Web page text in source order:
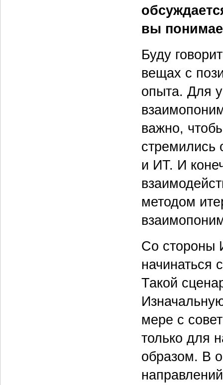
вы
Буду
вещах с
опыта. Для
важно,
стремились
и ИТ. И
методом
Со стороны
начинаться
Такой
мере с
только для
образом. В